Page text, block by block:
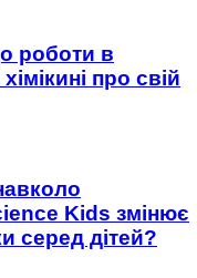
роботи в
про свій
Kids змінює
серед дітей?